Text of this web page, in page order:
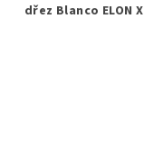
dřez Blanco ELON